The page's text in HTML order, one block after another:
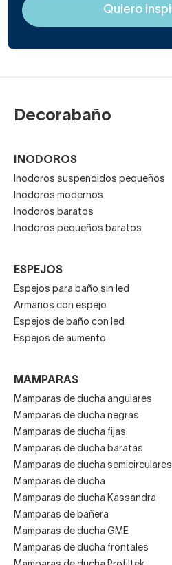
Decorabaño
INODOROS
Inodoros suspendidos pequeños
Inodoros modernos
Inodoros baratos
Inodoros pequeños baratos
ESPEJOS
Espejos para baño sin led
Armarios con espejo
Espejos de baño con led
Espejos de aumento
MAMPARAS
Mamparas de ducha angulares
Mamparas de ducha negras
Mamparas de ducha fijas
Mamparas de ducha baratas
Mamparas de ducha semicirculares
Mamparas de ducha
Mamparas de ducha Kassandra
Mamparas de bañera
Mamparas de ducha GME
Mamparas de ducha frontales